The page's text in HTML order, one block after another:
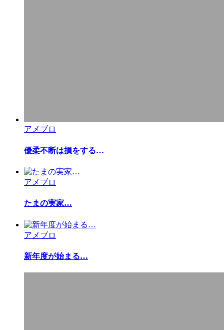
アメブロ
優柔不断は損をする…
アメブロ
たまの実家…
アメブロ
新年度が始まる…